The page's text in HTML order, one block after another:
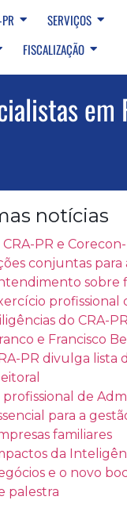
SERVIÇOS
FISCALIZAÇÃO
em
notícias
CRA-PR e
conjuntas para
sobre
profissional
do CRA-
e Francisco
PR divulga lista
profissional de
para a
familiares
da
e o novo
palestra